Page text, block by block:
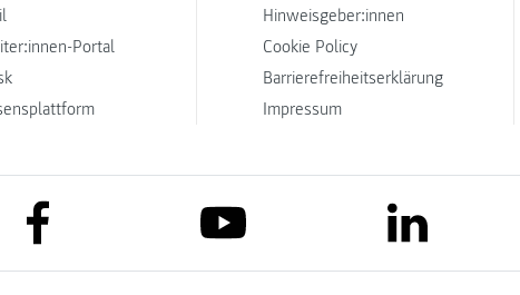
Portal
Hinweisgeber:innen
Cookie Policy
Barrierefreiheitserklärung
Impressum
link to facebook link to youtube link to linkedin